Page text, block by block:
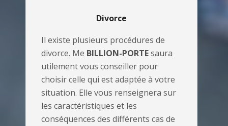
Divorce
Il existe plusieurs procédures de
divorce. Me BILLION-PORTEsaura
utilement vous conseiller pour
choisir celle qui est adaptée à votre
situation. Elle vous renseignera sur
les caractéristiques et les
conséquences des différents cas de